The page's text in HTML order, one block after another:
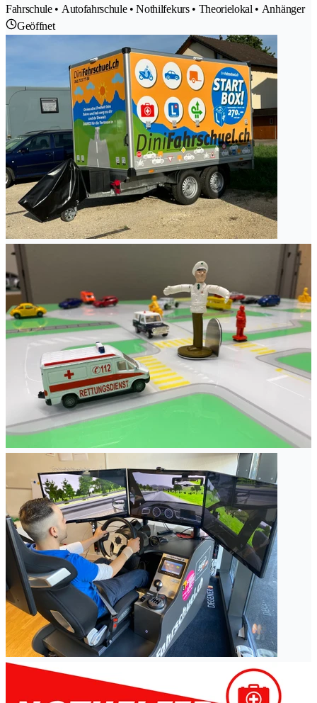
Fahrschule • Autofahrschule • Nothilfekurs • Theorielokal • Anhänger
Geöffnet